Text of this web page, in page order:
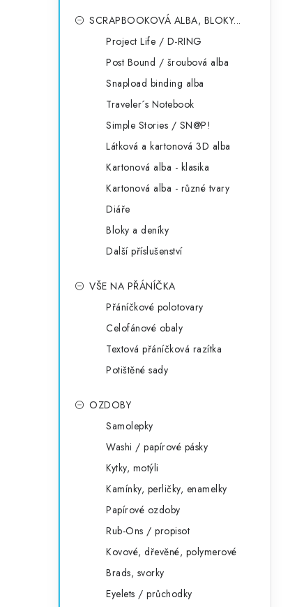
SCRAPBOOKOVÁ ALBA, BLOKY...
Project Life / D-RING
Post Bound / šroubová alba
Snapload binding alba
Traveler´s Notebook
Simple Stories / SN@P!
Látková a kartonová 3D alba
Kartonová alba - klasika
Kartonová alba - různé tvary
Diáře
Bloky a deníky
Další příslušenství
VŠE NA PŘÁNÍČKA
Přáníčkové polotovary
Celofánové obaly
Textová přáníčková razítka
Potištěné sady
OZDOBY
Samolepky
Washi / papírové pásky
Kytky, motýli
Kamínky, perličky, enamelky
Papírové ozdoby
Rub-Ons / propisot
Kovové, dřevěné, polymerové
Brads, svorky
Eyelets / průchodky